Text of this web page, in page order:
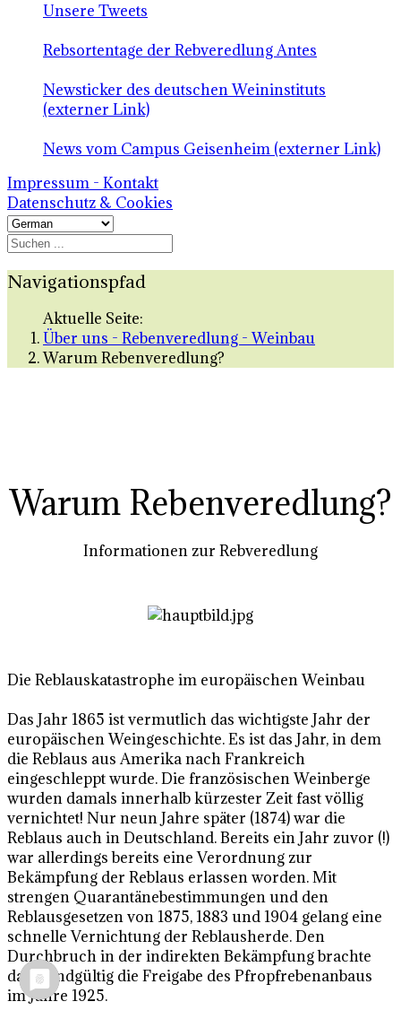
Unsere Tweets
Rebsortentage der Rebveredlung Antes
Newsticker des deutschen Weininstituts
(externer Link)
News vom Campus Geisenheim (externer Link)
Impressum - Kontakt
Datenschutz & Cookies
Navigationspfad
Aktuelle Seite:
Über uns - Rebenveredlung - Weinbau
Warum Rebenveredlung?
Warum Rebenveredlung?
Informationen zur Rebveredlung
Die Reblauskatastrophe im europäischen Weinbau
Das Jahr 1865 ist vermutlich das wichtigste Jahr der
europäischen Weingeschichte. Es ist das Jahr, in dem
die Reblaus aus Amerika nach Frankreich
eingeschleppt wurde. Die französischen Weinberge
wurden damals innerhalb kürzester Zeit fast völlig
vernichtet! Nur neun Jahre später (1874) war die
Reblaus auch in Deutschland. Bereits ein Jahr zuvor (!)
war allerdings bereits eine Verordnung zur
Bekämpfung der Reblaus erlassen worden. Mit
strengen Quarantänebestimmungen und den
Reblausgesetzen von 1875, 1883 und 1904 gelang eine
schnelle Vernichtung der Reblausherde. Den
Durchbruch in der indirekten Bekämpfung brachte
dann endgültig die Freigabe des Pfropfrebenanbaus
im Jahre 1925.